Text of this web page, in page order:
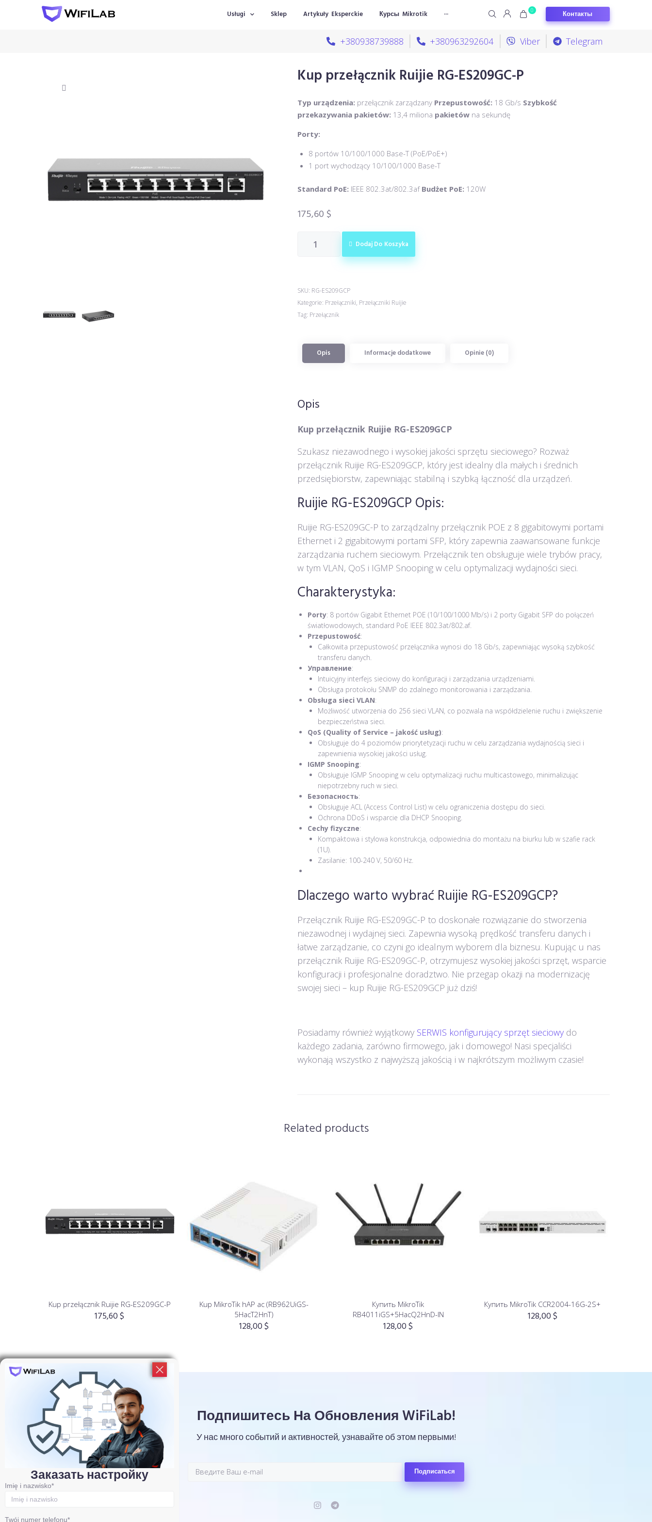
Usługi Sklep Artykuły Eksperckie Курсы Mikrotik ··· 0 Контакты
+380938739888 +380963292604 Viber Telegram
Kup przełącznik Ruijie RG-ES209GC-P
Typ urządzenia: przełącznik zarządzany Przepustowość: 18 Gb/s Szybkość
przekazywania pakietów: 13,4 miliona pakietów na sekundę
Porty:
8 portów 10/100/1000 Base-T (PoE/PoE+)
1 port wychodzący 10/100/1000 Base-T
Standard PoE: IEEE 802.3at/802.3af Budżet PoE: 120W
175,60 $
Dodaj Do Koszyka
SKU: RG-ES209GCP
Kategorie: Przełączniki, Przełączniki Ruijie
Tag: Przełącznik
Opis Informacje dodatkowe Opinie (0)
Opis
Kup przełącznik Ruijie RG-ES209GCP
Szukasz niezawodnego i wysokiej jakości sprzętu sieciowego? Rozważ
przełącznik Ruijie RG-ES209GCP, który jest idealny dla małych i średnich
przedsiębiorstw, zapewniając stabilną i szybką łączność dla urządzeń.
Ruijie RG-ES209GCP Opis:
Ruijie RG-ES209GC-P to zarządzalny przełącznik POE z 8 gigabitowymi portami
Ethernet i 2 gigabitowymi portami SFP, który zapewnia zaawansowane funkcje
zarządzania ruchem sieciowym. Przełącznik ten obsługuje wiele trybów pracy,
w tym VLAN, QoS i IGMP Snooping w celu optymalizacji wydajności sieci.
Charakterystyka:
Porty: 8 portów Gigabit Ethernet POE (10/100/1000 Mb/s) i 2 porty Gigabit SFP do połączeń
światłowodowych, standard PoE IEEE 802.3at/802.af.
Przepustowość:
Całkowita przepustowość przełącznika wynosi do 18 Gb/s, zapewniając wysoką szybkość
transferu danych.
Управление:
Intuicyjny interfejs sieciowy do konfiguracji i zarządzania urządzeniami.
Obsługa protokołu SNMP do zdalnego monitorowania i zarządzania.
Obsługa sieci VLAN:
Możliwość utworzenia do 256 sieci VLAN, co pozwala na współdzielenie ruchu i zwiększenie
bezpieczeństwa sieci.
QoS (Quality of Service – jakość usług):
Obsługuje do 4 poziomów priorytetyzacji ruchu w celu zarządzania wydajnością sieci i
zapewnienia wysokiej jakości usług.
IGMP Snooping:
Obsługuje IGMP Snooping w celu optymalizacji ruchu multicastowego, minimalizując
niepotrzebny ruch w sieci.
Безопасность:
Obsługuje ACL (Access Control List) w celu ograniczenia dostępu do sieci.
Ochrona DDoS i wsparcie dla DHCP Snooping.
Cechy fizyczne:
Kompaktowa i stylowa konstrukcja, odpowiednia do montażu na biurku lub w szafie rack
(1U).
Zasilanie: 100-240 V, 50/60 Hz.
Dlaczego warto wybrać Ruijie RG-ES209GCP?
Przełącznik Ruijie RG-ES209GC-P to doskonałe rozwiązanie do stworzenia
niezawodnej i wydajnej sieci. Zapewnia wysoką prędkość transferu danych i
łatwe zarządzanie, co czyni go idealnym wyborem dla biznesu. Kupując u nas
przełącznik Ruijie RG-ES209GC-P, otrzymujesz wysokiej jakości sprzęt, wsparcie
konfiguracji i profesjonalne doradztwo. Nie przegap okazji na modernizację
swojej sieci – kup Ruijie RG-ES209GCP już dziś!
Posiadamy również wyjątkowy SERWIS konfigurujący sprzęt sieciowy do
każdego zadania, zarówno firmowego, jak i domowego! Nasi specjaliści
wykonają wszystko z najwyższą jakością i w najkrótszym możliwym czasie!
Related products
Kup przełącznik Ruijie RG-ES209GC-P
175,60$
Kup MikroTik hAP ac (RB962UiGS-
5HacT2HnT)
128,00$
Купить MikroTik
RB4011iGS+5HacQ2HnD-IN
128,00$
Купить MikroTik CCR2004-16G-2S+
128,00$
Подпишитесь На Обновления WiFiLab!
У нас много событий и активностей, узнавайте об этом первыми!
Подписаться
Заказать настройку
Imię i nazwisko*
Twój numer telefonu*